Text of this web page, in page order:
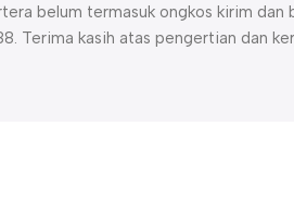
belum termasuk ongkos kirim dan
Terima kasih atas pengertian dan